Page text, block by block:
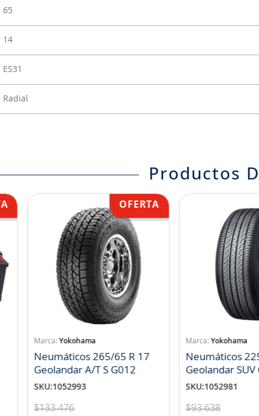
65
14
ES31
Radial
Productos
Yokohama
Neumáticos 265/65 R 17
Geolandar A/T S G012
SKU:1052993
$133.476
Yokohama
Neumáticos
Geolandar SUV
SKU:1052981
$93.638